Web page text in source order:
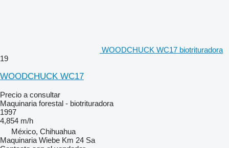
WOODCHUCK WC17 biotrituradora
19
WOODCHUCK WC17
Precio a consultar
Maquinaria forestal - biotrituradora
1997
4,854 m/h
México, Chihuahua
Maquinaria Wiebe Km 24 Sa